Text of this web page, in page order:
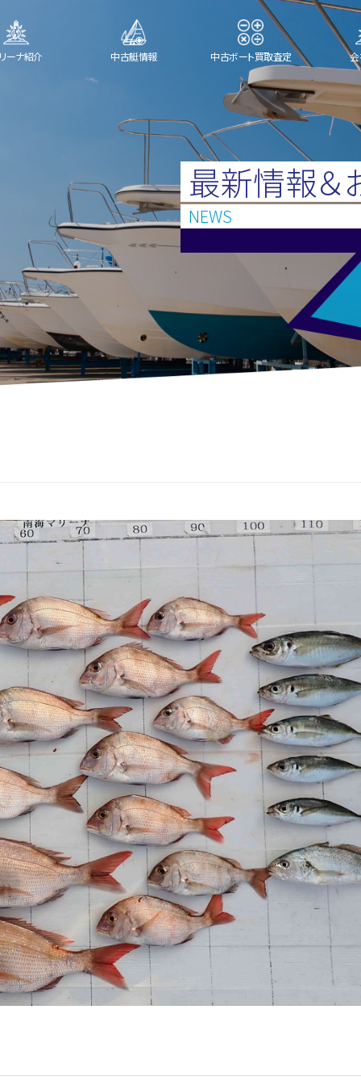
ーナ紹介 中古艇情報 中古ボート買取査定
最新情報＆
NEWS